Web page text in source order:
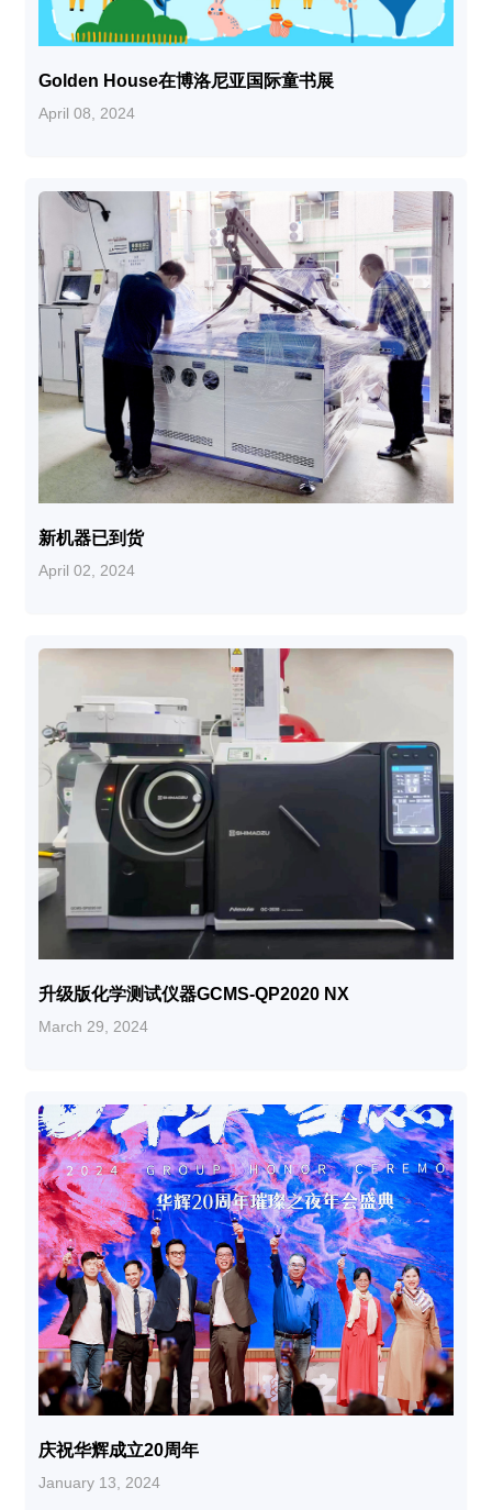
Golden House在博洛尼亚国际童书展
April 08, 2024
新机器已到货
April 02, 2024
升级版化学测试仪器GCMS-QP2020 NX
March 29, 2024
庆祝华辉成立20周年
January 13, 2024